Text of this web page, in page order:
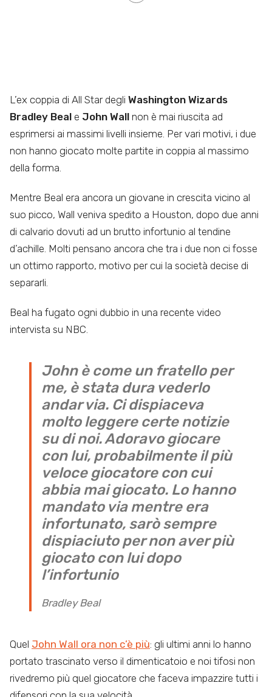
L’ex coppia di All Star degli Washington Wizards
Bradley Beal e John Wall non è mai riuscita ad
esprimersi ai massimi livelli insieme. Per vari motivi, i due
non hanno giocato molte partite in coppia al massimo
della forma.
Mentre Beal era ancora un giovane in crescita vicino al
suo picco, Wall veniva spedito a Houston, dopo due anni
di calvario dovuti ad un brutto infortunio al tendine
d’achille. Molti pensano ancora che tra i due non ci fosse
un ottimo rapporto, motivo per cui la società decise di
separarli.
Beal ha fugato ogni dubbio in una recente video
intervista su NBC.
John è come un fratello per
me, è stata dura vederlo
andar via. Ci dispiaceva
molto leggere certe notizie
su di noi. Adoravo giocare
con lui, probabilmente il più
veloce giocatore con cui
abbia mai giocato. Lo hanno
mandato via mentre era
infortunato, sarò sempre
dispiaciuto per non aver più
giocato con lui dopo
l’infortunio
Bradley Beal
Quel John Wall ora non c’è più: gli ultimi anni lo hanno
portato trascinato verso il dimenticatoio e noi tifosi non
rivedremo più quel giocatore che faceva impazzire tutti i